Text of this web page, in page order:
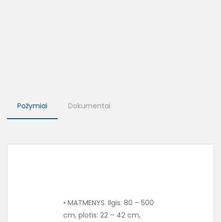
Požymiai Dokumentai
• MATMENYS. Ilgis: 80 – 500
cm, plotis: 22 – 42 cm,